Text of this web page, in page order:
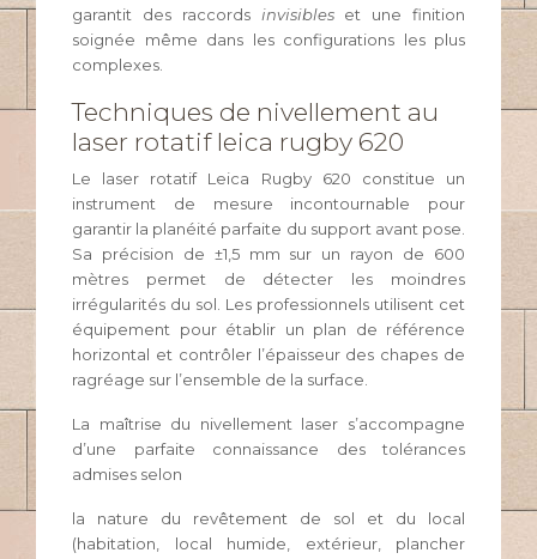
garantit des raccords invisibleset une finition
soignée même dans les configurations les plus
complexes.
Techniques de nivellement au
laser rotatif leica rugby 620
Le laser rotatif Leica Rugby 620 constitue un
instrument de mesure incontournable pour
garantir la planéité parfaite du support avant pose.
Sa précision de ±1,5 mm sur un rayon de 600
mètres permet de détecter les moindres
irrégularités du sol. Les professionnels utilisent cet
équipement pour établir un plan de référence
horizontal et contrôler l’épaisseur des chapes de
ragréage sur l’ensemble de la surface.
La maîtrise du nivellement laser s’accompagne
d’une parfaite connaissance des tolérances
admises selon
la nature du revêtement de sol et du local
(habitation, local humide, extérieur, plancher